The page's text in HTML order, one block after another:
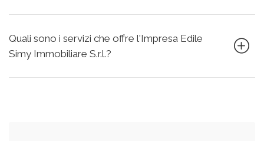
Quali sono i servizi che offre l'Impresa Edile
Simy Immobiliare S.r.l.?